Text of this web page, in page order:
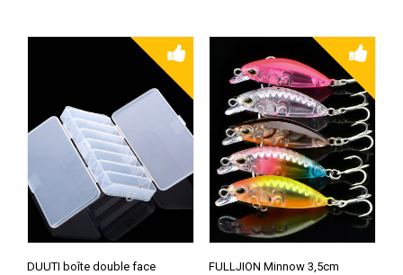
DUUTI boîte double face
FULLJION Minnow 3,5cm